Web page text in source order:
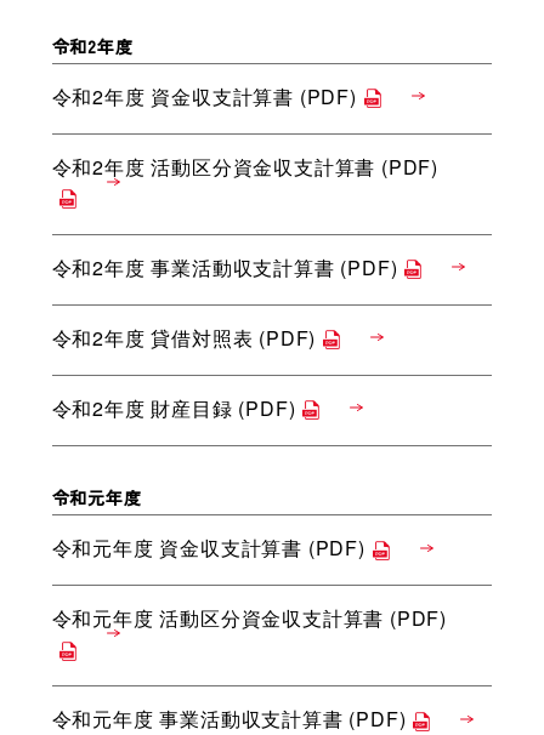
令和2年度
令和2年度 資金収支計算書 (PDF)
令和2年度 活動区分資金収支計算書 (PDF)
令和2年度 事業活動収支計算書 (PDF)
令和2年度 貸借対照表 (PDF)
令和2年度 財産目録 (PDF)
令和元年度
令和元年度 資金収支計算書 (PDF)
令和元年度 活動区分資金収支計算書 (PDF)
令和元年度 事業活動収支計算書 (PDF)